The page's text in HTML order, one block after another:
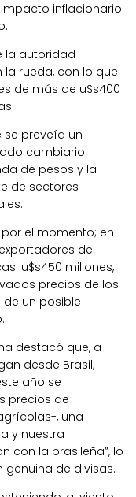
inflacionario
la autoridad
rueda, con lo que
de más de u$s400
se preveía un
cambiario
de pesos y la
de sectores
el momento; en
de
u$s450 millones,
precios de los
un posible
destacó que, a
desde Brasil,
año se
precios de
, una
y nuestra
con la brasileña”, lo
de divisas.